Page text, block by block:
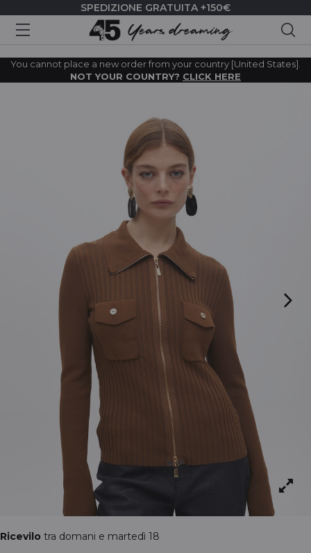
SPEDIZIONE GRATUITA +150€
You cannot place a new order from your country [United States].
NOT YOUR COUNTRY? CLICK HERE
Ricevilo tra domani e martedì 18